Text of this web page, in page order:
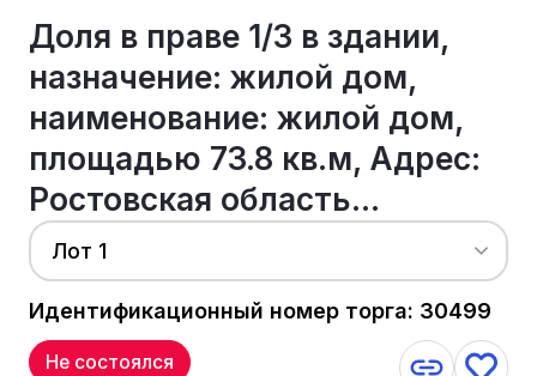
Доля в праве 1/3 в здании,
назначение: жилой дом,
наименование: жилой дом,
площадью 73.8 кв.м, Адрес:
Ростовская область...
Лот 1
Идентификационный номер торга: 30499
Не состоялся